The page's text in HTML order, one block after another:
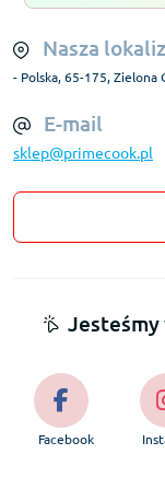
Nasza
- Polska, 65-175, Zielona
E-mail
sklep@primecook.pl
Jesteśmy
Facebook